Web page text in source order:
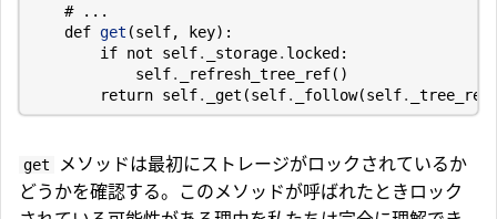
# ...
def get (self, key):
if not self. _storage. locked :
self. _refresh_tree_ref()
return self. _get (self. _follow(self. _tree_ref
get
メソッドは最初にストレージがロックされているか
どうかを確認する。このメソッドが呼ばれたときロック